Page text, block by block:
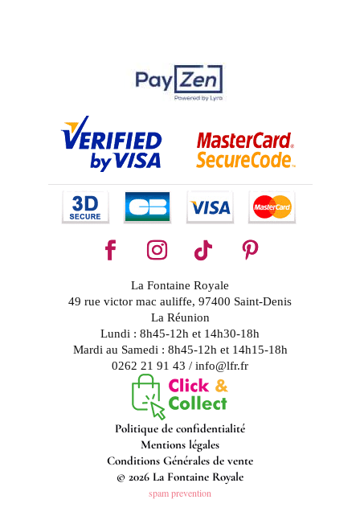
La Fontaine Royale
49 rue victor mac auliffe, 97400 Saint-Denis
La Réunion
Lundi : 8h45-12h et 14h30-18h
Mardi au Samedi : 8h45-12h et 14h15-18h
0262 21 91 43 / info@lfr.fr
Politique de confidentialité
Mentions légales
Conditions Générales de vente
© 2026 La Fontaine Royale
spam prevention